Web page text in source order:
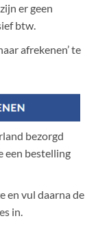
er geen
btw.
afrekenen’ te
bezorgd
een bestelling
en vul daarna de
in.